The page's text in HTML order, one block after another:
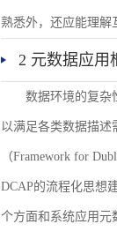
熟悉外，还应能理解
2 元数据应用
数据环境的复杂
以满足各类数据描述
（Framework for
DCAP的流程化思想
个方面和系统应用元